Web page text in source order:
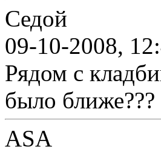
Седой
09-10-2008,
Рядом с
было ближе???
ASA